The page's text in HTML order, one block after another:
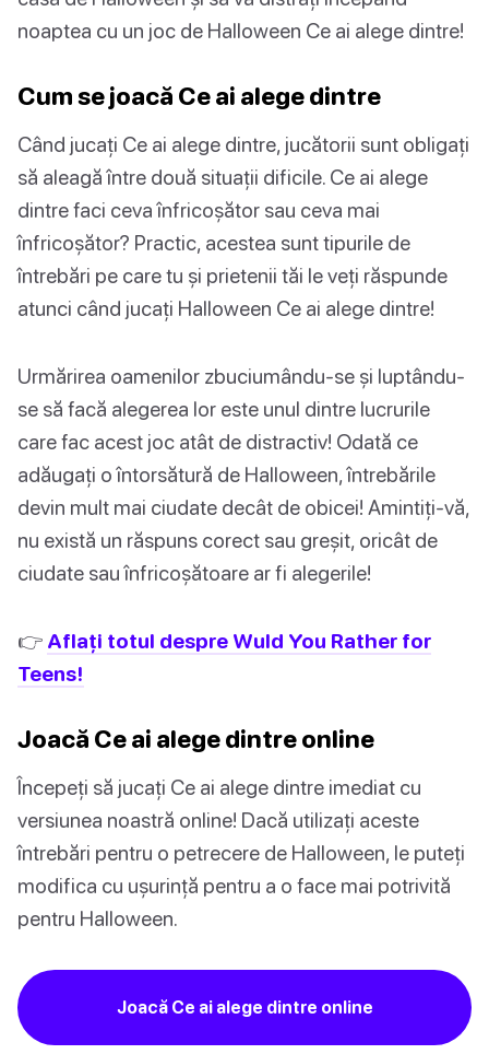
noaptea cu un joc de Halloween Ce ai alege dintre!
Cum se joacă Ce ai alege dintre
Când jucați Ce ai alege dintre, jucătorii sunt obligați
să aleagă între două situații dificile. Ce ai alege
dintre faci ceva înfricoșător sau ceva mai
înfricoșător? Practic, acestea sunt tipurile de
întrebări pe care tu și prietenii tăi le veți răspunde
atunci când jucați Halloween Ce ai alege dintre!
Urmărirea oamenilor zbuciumându-se și luptându-
se să facă alegerea lor este unul dintre lucrurile
care fac acest joc atât de distractiv! Odată ce
adăugați o întorsătură de Halloween, întrebările
devin mult mai ciudate decât de obicei! Amintiți-vă,
nu există un răspuns corect sau greșit, oricât de
ciudate sau înfricoșătoare ar fi alegerile!
👉 Aflați totul despre Wuld You Rather for
Teens!
Joacă Ce ai alege dintre online
Începeți să jucați Ce ai alege dintre imediat cu
versiunea noastră online! Dacă utilizați aceste
întrebări pentru o petrecere de Halloween, le puteți
modifica cu ușurință pentru a o face mai potrivită
pentru Halloween.
Joacă Ce ai alege dintre online